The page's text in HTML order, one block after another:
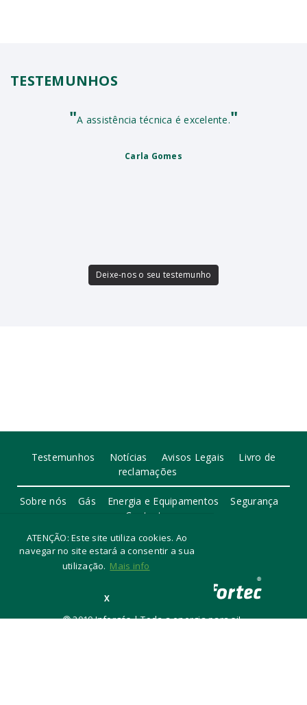
ATENÇÃO: Este site utiliza cookies. Ao
navegar no site estará a consentir a sua
utilização. Mais info
X
TESTEMUNHOS
"A assistência técnica é excelente."
Carla Gomes
Deixe-nos o seu testemunho
Testemunhos Notícias Avisos Legais Livro de
reclamações
Sobre nós Gás Energia e EquipamentosSegurança
Contactos
2019 Inforgás | Toda a energia para si!